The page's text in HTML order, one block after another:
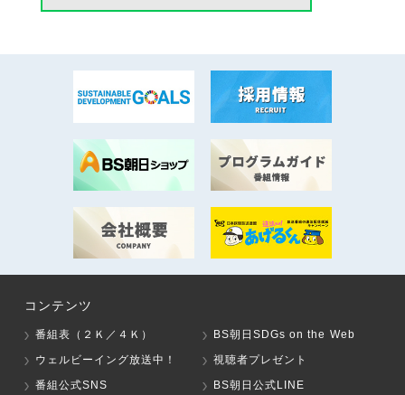
コンテンツ
番組表（２Ｋ／４Ｋ）
BS朝日SDGs on the Web
ウェルビーイング放送中！
視聴者プレゼント
番組公式SNS
BS朝日公式LINE